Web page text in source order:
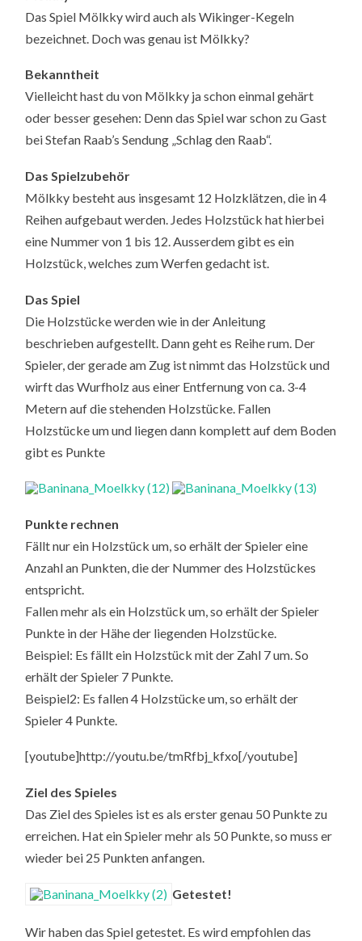
Das Spiel Mölkky wird auch als Wikinger-Kegeln
bezeichnet. Doch was genau ist Mölkky?
Bekanntheit
Vielleicht hast du von Mölkky ja schon einmal gehärt
oder besser gesehen: Denn das Spiel war schon zu Gast
bei Stefan Raab’s Sendung „Schlag den Raab“.
Das Spielzubehör
Mölkky besteht aus insgesamt 12 Holzklätzen, die in 4
Reihen aufgebaut werden. Jedes Holzstück hat hierbei
eine Nummer von 1 bis 12. Ausserdem gibt es ein
Holzstück, welches zum Werfen gedacht ist.
Das Spiel
Die Holzstücke werden wie in der Anleitung
beschrieben aufgestellt. Dann geht es Reihe rum. Der
Spieler, der gerade am Zug ist nimmt das Holzstück und
wirft das Wurfholz aus einer Entfernung von ca. 3-4
Metern auf die stehenden Holzstücke. Fallen
Holzstücke um und liegen dann komplett auf dem Boden
gibt es Punkte
Punkte rechnen
Fällt nur ein Holzstück um, so erhält der Spieler eine
Anzahl an Punkten, die der Nummer des Holzstückes
entspricht.
Fallen mehr als ein Holzstück um, so erhält der Spieler
Punkte in der Hähe der liegenden Holzstücke.
Beispiel: Es fällt ein Holzstück mit der Zahl 7 um. So
erhält der Spieler 7 Punkte.
Beispiel2: Es fallen 4 Holzstücke um, so erhält der
Spieler 4 Punkte.
[youtube]http://youtu.be/tmRfbj_kfxo[/youtube]
Ziel des Spieles
Das Ziel des Spieles ist es als erster genau 50 Punkte zu
erreichen. Hat ein Spieler mehr als 50 Punkte, so muss er
wieder bei 25 Punkten anfangen.
Getestet!
Wir haben das Spiel getestet. Es wird empfohlen das